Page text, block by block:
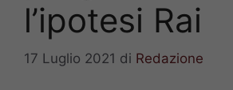
l’ipotesi Rai
17 Luglio 2021 di Redazione